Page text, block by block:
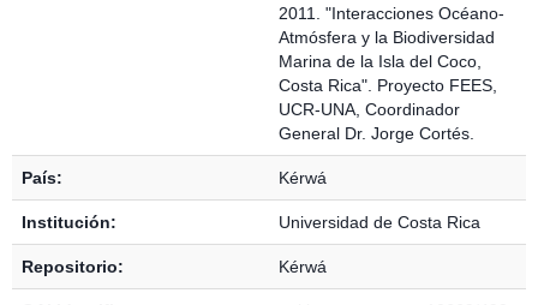
2011. "Interacciones Océano-
Atmósfera y la Biodiversidad
Marina de la Isla del Coco,
Costa Rica". Proyecto FEES,
UCR-UNA, Coordinador
General Dr. Jorge Cortés.
País: Kérwá
Institución: Universidad de Costa Rica
Repositorio: Kérwá